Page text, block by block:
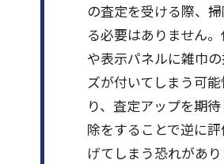
の査定を受ける際、
る必要はありません
や表示パネルに雑巾
ズが付いてしまう可
り、査定アップを期
除をすることで逆に
げてしまう恐れがあり